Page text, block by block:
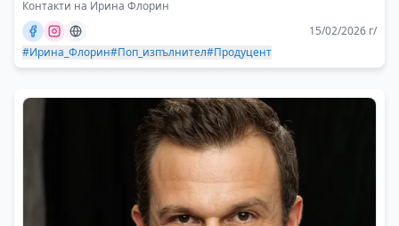
Контакти на Ирина Флорин
15/02/2026 г/
#Ирина_Флорин#Поп_изпълнител#Продуцент